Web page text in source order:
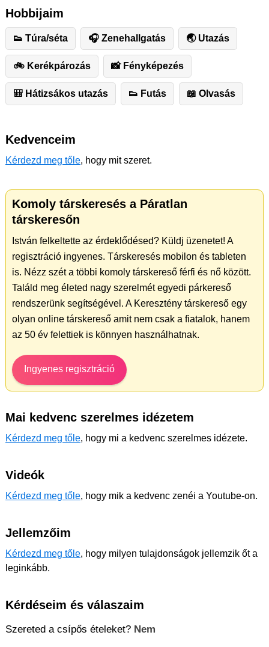
Hobbijaim
👟 Túra/séta 🎧 Zenehallgatás 🌏 Utazás
🚲 Kerékpározás 📸 Fényképezés
🎒 Hátizsákos utazás 👟 Futás 📖 Olvasás
Kedvenceim
Kérdezd meg tőle, hogy mit szeret.
Komoly társkeresés a Páratlan
társkeresőn
István felkeltette az érdeklődésed? Küldj üzenetet! A
regisztráció ingyenes. Társkeresés mobilon és tableten
is. Nézz szét a többi komoly társkereső férfi és nő között.
Találd meg életed nagy szerelmét egyedi párkereső
rendszerünk segítségével. A Keresztény társkereső egy
olyan online társkereső amit nem csak a fiatalok, hanem
az 50 év felettiek is könnyen használhatnak.
Ingyenes regisztráció
Mai kedvenc szerelmes idézetem
Kérdezd meg tőle, hogy mi a kedvenc szerelmes idézete.
Videók
Kérdezd meg tőle, hogy mik a kedvenc zenéi a Youtube-on.
Jellemzőim
Kérdezd meg tőle, hogy milyen tulajdonságok jellemzik őt a
leginkább.
Kérdéseim és válaszaim
Szereted a csípős ételeket? Nem